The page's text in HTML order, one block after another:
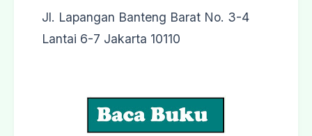
Jl. Lapangan Banteng Barat No. 3-4
Lantai 6-7 Jakarta 10110